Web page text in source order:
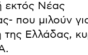
εκτός Νέας
που μιλούν
Ελλάδας,